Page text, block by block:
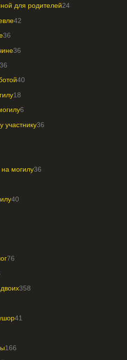
для родителей24
42
36
36
36
40
18
6
36
могилу36
40
76
358
41
166